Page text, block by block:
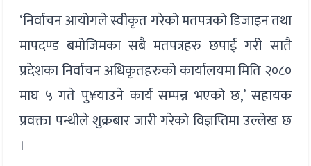
‘निर्वाचन आयोगले स्वीकृत गरेको मतपत्रको डिजाइन तथा
मापदण्ड बमोजिमका सबै मतपत्रहरु छपाई गरी सातै
प्रदेशका निर्वाचन अधिकृतहरुको कार्यालयमा मिति २०८०
माघ ५ गते पु¥याउने कार्य सम्पन्न भएको छ,’ सहायक
प्रवक्ता पन्थीले शुक्रबार जारी गरेको विज्ञप्तिमा उल्लेख छ
।